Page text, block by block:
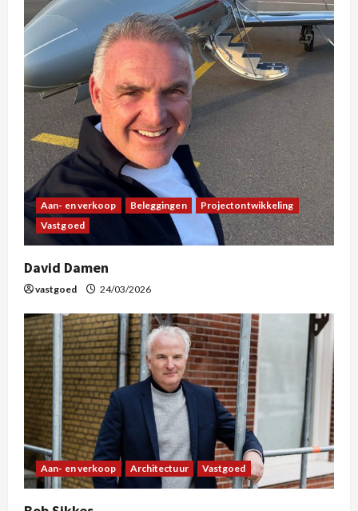
Aan- en verkoop Beleggingen
Projectontwikkeling
Vastgoed
David Damen
vastgoed 24/03/2026
Aan- en verkoop Architectuur Vastgoed